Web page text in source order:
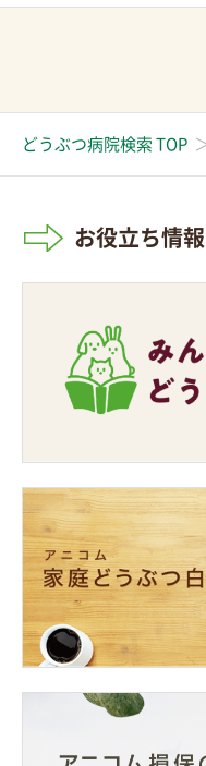
どうぶつ病院検索 TOP
お役立ち情報